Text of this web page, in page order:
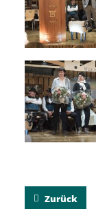
Zurück